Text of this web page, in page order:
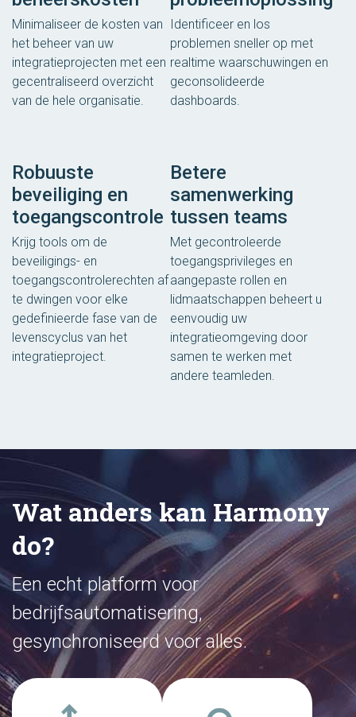
Minimaliseer de kosten van
het beheer van uw
integratieprojecten met een
gecentraliseerd overzicht
van de hele organisatie.
Identificeer en los
problemen sneller op met
realtime waarschuwingen en
geconsolideerde
dashboards.
Robuuste
beveiliging en
toegangscontrole
Krijg tools om de
beveiligings- en
toegangscontrolerechten af
​​te dwingen voor elke
gedefinieerde fase van de
levenscyclus van het
integratieproject.
Betere
samenwerking
tussen teams
Met gecontroleerde
toegangsprivileges en
aangepaste rollen en
lidmaatschappen beheert u
eenvoudig uw
integratieomgeving door
samen te werken met
andere teamleden.
Wat anders kan Harmony
do?
Een echt platform voor
bedrijfsautomatisering,
gesynchroniseerd voor alles.